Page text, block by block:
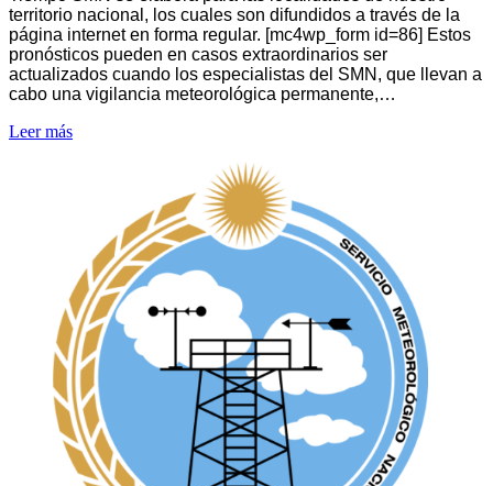
territorio nacional, los cuales son difundidos a través de la
página internet en forma regular. [mc4wp_form id=86] Estos
pronósticos pueden en casos extraordinarios ser
actualizados cuando los especialistas del SMN, que llevan a
cabo una vigilancia meteorológica permanente,…
Leer más